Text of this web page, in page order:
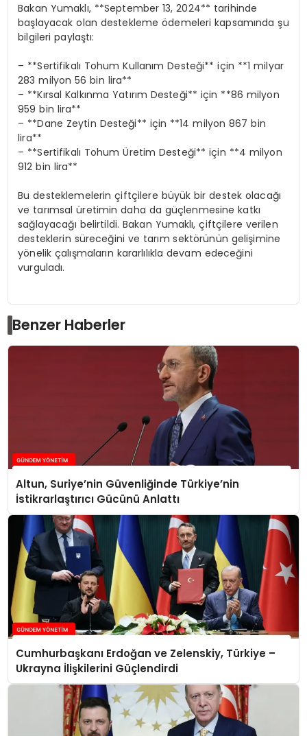
Bakan Yumaklı, **September 13, 2024** tarihinde
başlayacak olan destekleme ödemeleri kapsamında şu
bilgileri paylaştı:
– **Sertifikalı Tohum Kullanım Desteği** için **1 milyar
283 milyon 56 bin lira**
– **Kırsal Kalkınma Yatırım Desteği** için **86 milyon
959 bin lira**
– **Dane Zeytin Desteği** için **14 milyon 867 bin
lira**
– **Sertifikalı Tohum Üretim Desteği** için **4 milyon
912 bin lira**
Bu desteklemelerin çiftçilere büyük bir destek olacağı
ve tarımsal üretimin daha da güçlenmesine katkı
sağlayacağı belirtildi. Bakan Yumaklı, çiftçilere verilen
desteklerin süreceğini ve tarım sektörünün gelişimine
yönelik çalışmaların kararlılıkla devam edeceğini
vurguladı.
Benzer Haberler
Altun, Suriye’nin Güvenliğinde Türkiye’nin
İstikrarlaştırıcı Gücünü Anlattı
Cumhurbaşkanı Erdoğan ve Zelenskiy, Türkiye –
Ukrayna İlişkilerini Güçlendirdi